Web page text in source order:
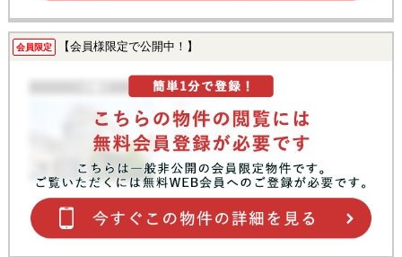
会員限定 【会員様限定で公開中！】